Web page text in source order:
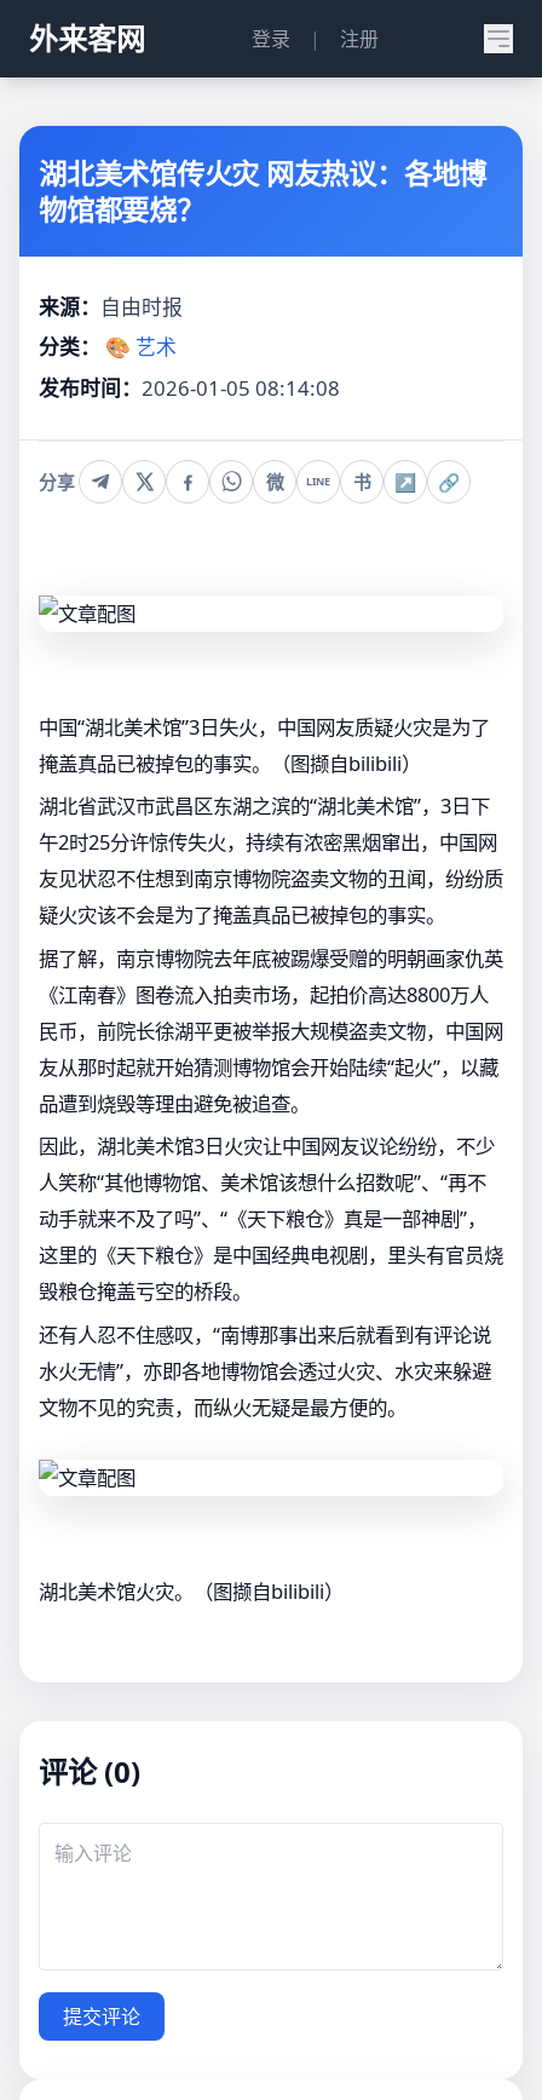
外来客网 登录 | 注册
湖北美术馆传火灾 网友热议：各地博
物馆都要烧？
来源： 自由时报
分类：
🎨 艺术
发布时间： 2026-01-05 08:14:08
分享 微 LINE 书 ↗ 🔗
中国“湖北美术馆”3日失火，中国网友质疑火灾是为了
掩盖真品已被掉包的事实。（图撷自bilibili）
湖北省武汉市武昌区东湖之滨的“湖北美术馆”，3日下
午2时25分许惊传失火，持续有浓密黑烟窜出，中国网
友见状忍不住想到南京博物院盗卖文物的丑闻，纷纷质
疑火灾该不会是为了掩盖真品已被掉包的事实。
据了解，南京博物院去年底被踢爆受赠的明朝画家仇英
《江南春》图卷流入拍卖市场，起拍价高达8800万人
民币，前院长徐湖平更被举报大规模盗卖文物，中国网
友从那时起就开始猜测博物馆会开始陆续“起火”，以藏
品遭到烧毁等理由避免被追查。
因此，湖北美术馆3日火灾让中国网友议论纷纷，不少
人笑称“其他博物馆、美术馆该想什么招数呢”、“再不
动手就来不及了吗”、“《天下粮仓》真是一部神剧”，
这里的《天下粮仓》是中国经典电视剧，里头有官员烧
毁粮仓掩盖亏空的桥段。
还有人忍不住感叹，“南博那事出来后就看到有评论说
水火无情”，亦即各地博物馆会透过火灾、水灾来躲避
文物不见的究责，而纵火无疑是最方便的。
湖北美术馆火灾。（图撷自bilibili）
评论 (0)
提交评论